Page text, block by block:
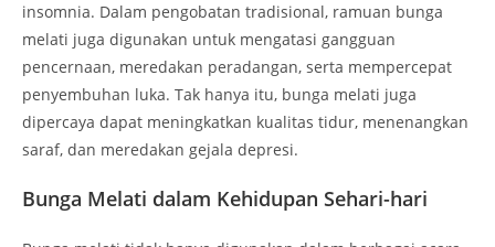
insomnia. Dalam pengobatan tradisional, ramuan bunga
melati juga digunakan untuk mengatasi gangguan
pencernaan, meredakan peradangan, serta mempercepat
penyembuhan luka. Tak hanya itu, bunga melati juga
dipercaya dapat meningkatkan kualitas tidur, menenangkan
saraf, dan meredakan gejala depresi.
Bunga Melati dalam Kehidupan Sehari-hari